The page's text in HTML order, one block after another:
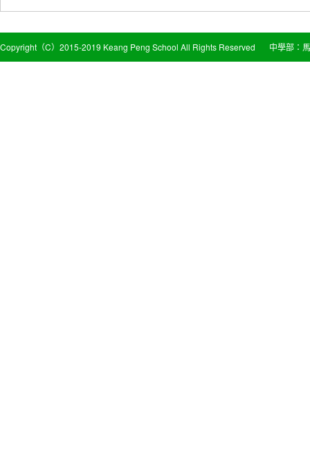
Copyright（C）2015-2019 Keang Peng School All Rights Reserved 中學部：